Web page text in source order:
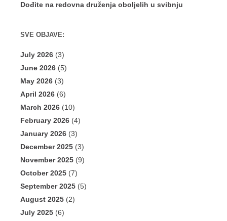
Dođite na redovna druženja oboljelih u svibnju
SVE OBJAVE:
July 2026 (3)
June 2026 (5)
May 2026 (3)
April 2026 (6)
March 2026 (10)
February 2026 (4)
January 2026 (3)
December 2025 (3)
November 2025 (9)
October 2025 (7)
September 2025 (5)
August 2025 (2)
July 2025 (6)